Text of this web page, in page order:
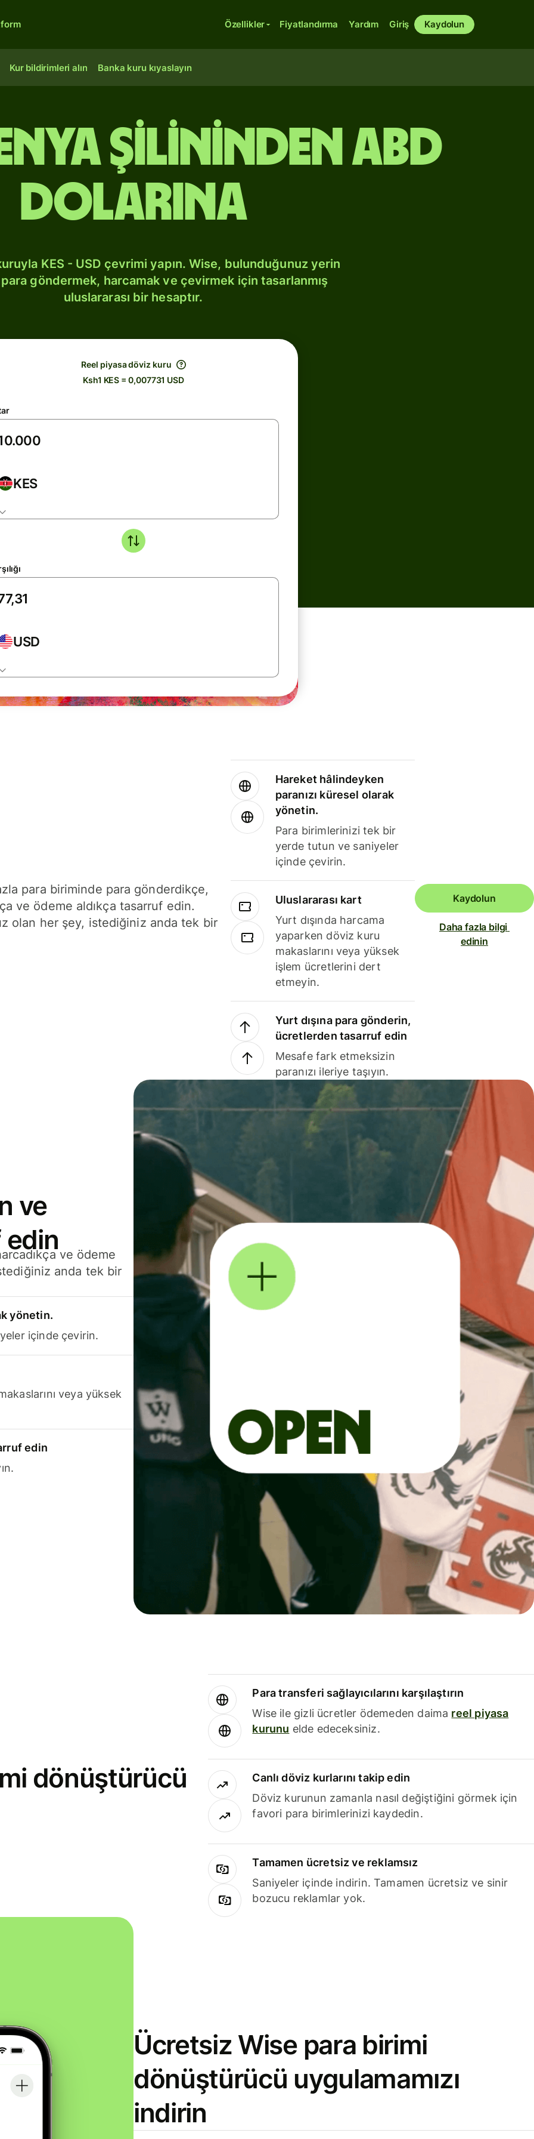
Özellikler Fiyatlandırma Yardım Giriş Kaydolun
Kur bildirimleri alın Banka kuru kıyaslayın
şilininden ABD
dolarına
KES - USD çevrimi yapın. Wise, bulunduğunuz yerin
göndermek, harcamak ve çevirmek için tasarlanmış
uluslararası bir hesaptır.
Reel piyasa döviz kuru
Ksh1 KES = 0,007731 USD
KES
USD
para biriminde para gönderdikçe,
ve ödeme aldıkça tasarruf edin.
olan her şey, istediğiniz anda tek bir
Hareket hâlindeyken
paranızı küresel olarak
yönetin.
Para birimlerinizi tek bir
yerde tutun ve saniyeler
içinde çevirin.
Uluslararası kart
Yurt dışında harcama
yaparken döviz kuru
makaslarını veya yüksek
işlem ücretlerini dert
etmeyin.
Yurt dışına para gönderin,
ücretlerden tasarruf edin
Mesafe fark etmeksizin
paranızı ileriye taşıyın.
Kaydolun
Daha fazla bilgi
edinin
ve
edinve ödeme
anda tek bir
yönetin.
içinde çevirin.
veya yüksek
edin
dönüştürücü
Para transferi sağlayıcılarını karşılaştırın
Wise ile gizli ücretler ödemeden daima reel piyasa
kurunu elde edeceksiniz.
Canlı döviz kurlarını takip edin
Döviz kurunun zamanla nasıl değiştiğini görmek için
favori para birimlerinizi kaydedin.
Tamamen ücretsiz ve reklamsız
Saniyeler içinde indirin. Tamamen ücretsiz ve sinir
bozucu reklamlar yok.
Ücretsiz Wise para birimi
dönüştürücü uygulamamızı
indirin